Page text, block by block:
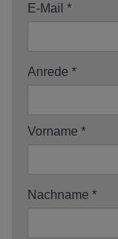
E-Mail
Anrede
Vorname
Nachname